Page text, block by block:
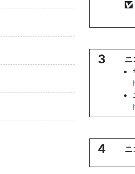
3
ニ
4 ニ